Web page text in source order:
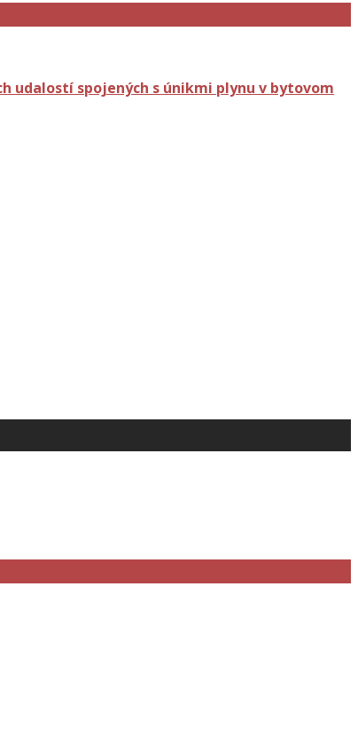
udalostí spojených s únikmi plynu v bytovom